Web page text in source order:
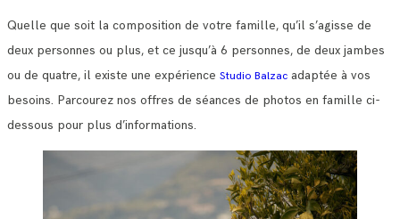
Quelle que soit la composition de votre famille, qu’il s’agisse de
deux personnes ou plus, et ce jusqu’à 6 personnes, de deux jambes
ou de quatre, il existe une expérience Studio Balzac adaptée à vos
besoins. Parcourez nos offres de séances de photos en famille ci-
dessous pour plus d’informations.